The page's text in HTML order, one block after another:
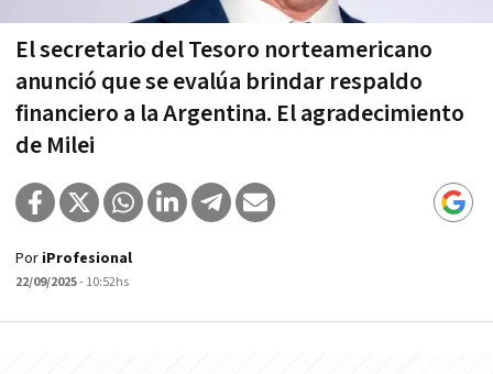
El secretario del Tesoro norteamericano
anunció que se evalúa brindar respaldo
financiero a la Argentina. El agradecimiento
de Milei
Por iProfesional
22/09/2025- 10:52hs